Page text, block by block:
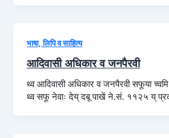
भाषा, लिपि व साहित्य
आदिवासी अधिकार व जनपैरवी
थ्व आदिवासी अधिकार व जनपैरवी सफूया
थ्व सफू नेवाः देय् दबू पाखें ने.सं. ११२५ य्